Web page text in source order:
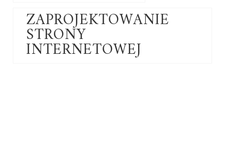
ZAPROJEKTOWANIE
STRONY
INTERNETOWEJ